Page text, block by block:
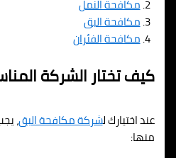
مكافحة النمل
مكافحة البق
مكافحة الفئران
كيف تختار الشركة
عند اختيارك لشركة مكافحة البق،
منها: